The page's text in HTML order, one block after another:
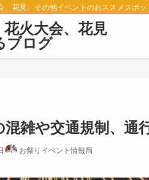
、花見、その他イベントのおススメスポ
火大会、花見
ブログ
混雑や交通規制、通
お祭りイベント情報局